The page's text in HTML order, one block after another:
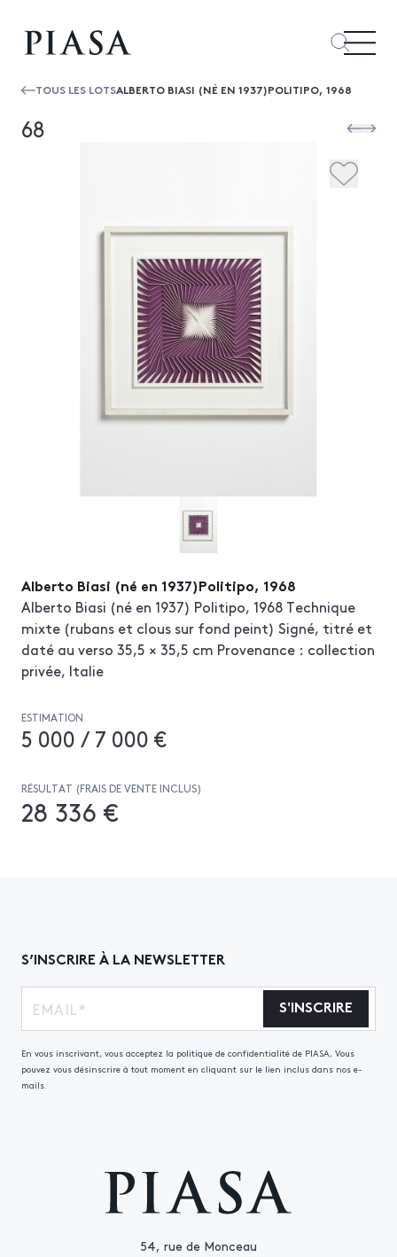
TOUS LES LOTSALBERTO BIASI (NÉ EN 1937)POLITIPO, 1968
68
Alberto Biasi (né en 1937)Politipo, 1968
Alberto Biasi (né en 1937) Politipo, 1968 Technique
mixte (rubans et clous sur fond peint) Signé, titré et
daté au verso 35,5 × 35,5 cm Provenance : collection
privée, Italie
ESTIMATION
5 000 / 7 000 €
RÉSULTAT (FRAIS DE VENTE INCLUS)
28 336 €
54, rue de Monceau
S’INSCRIRE À LA NEWSLETTER
S'INSCRIRE
En vous inscrivant, vous acceptez la politique de confidentialité de PIASA, Vous
pouvez vous désinscrire à tout moment en cliquant sur le lien inclus dans nos e-
mails.